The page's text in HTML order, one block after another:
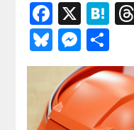
F
a
c
e
b
X
H
e
n
a
Bl
u
e
sk
M
e
ss
e
有